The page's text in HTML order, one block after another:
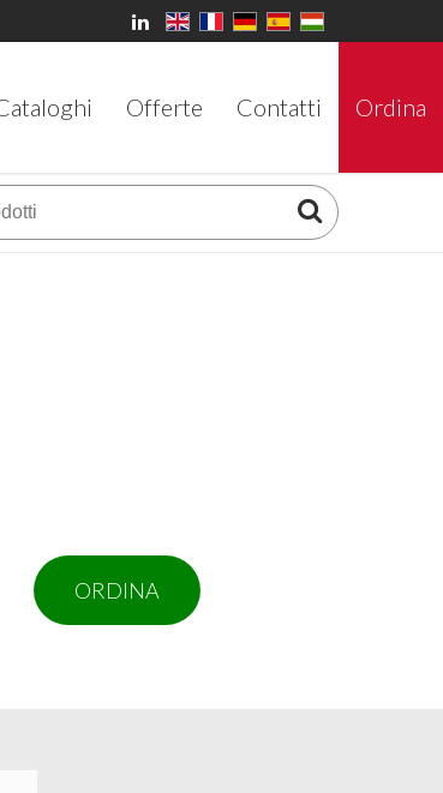
Offerte Contatti Ordina
ORDINA